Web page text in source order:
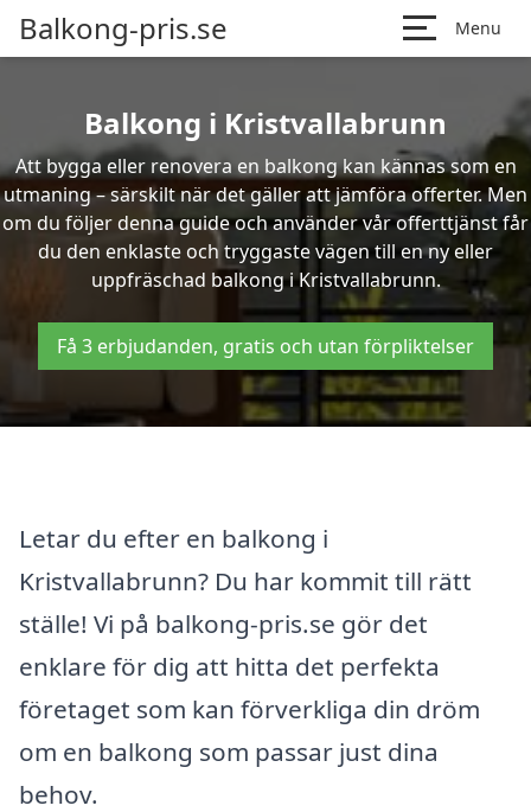
Balkong-pris.se Menu
Balkong i Kristvallabrunn
Att bygga eller renovera en balkong kan kännas som en
utmaning – särskilt när det gäller att jämföra offerter. Men
om du följer denna guide och använder vår offerttjänst får
du den enklaste och tryggaste vägen till en ny eller
uppfräschad balkong i Kristvallabrunn.
Få 3 erbjudanden, gratis och utan förpliktelser
Letar du efter en balkong i
Kristvallabrunn? Du har kommit till rätt
ställe! Vi på balkong-pris.se gör det
enklare för dig att hitta det perfekta
företaget som kan förverkliga din dröm
om en balkong som passar just dina
behov.